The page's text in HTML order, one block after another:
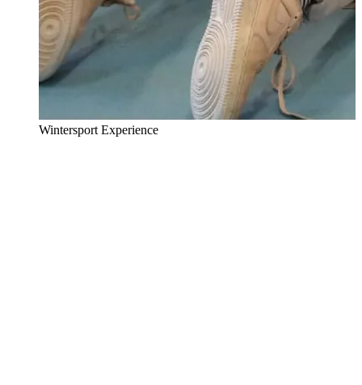
Wintersport Experience